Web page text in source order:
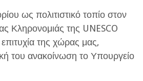
ως πολιτιστικό τοπίο στον
Κληρονομιάς της UNESCO
της χώρας μας,
του ανακοίνωση το Υπουργείο